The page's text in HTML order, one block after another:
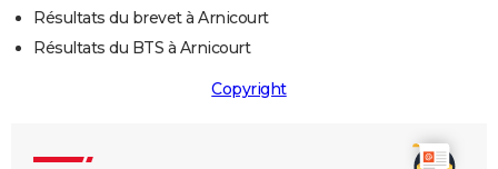
Résultats du brevet à Arnicourt
Résultats du BTS à Arnicourt
Copyright